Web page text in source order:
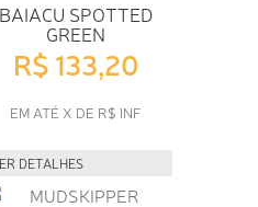
BAIACU SPOTTED
GREEN
R$ 133,20
EM ATÉ X DE R$ INF
DETALHES